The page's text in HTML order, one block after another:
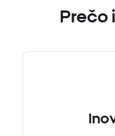
Prečo